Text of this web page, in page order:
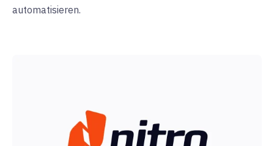
automatisieren.